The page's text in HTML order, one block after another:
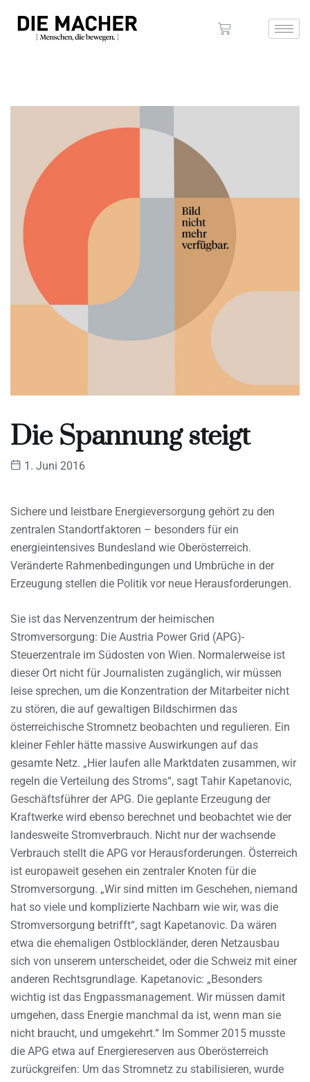
Die Spannung steigt
1. Juni 2016
Sichere und leistbare Energieversorgung gehört zu den
zentralen Standortfaktoren – besonders für ein
energieintensives Bundesland wie Oberösterreich.
Veränderte Rahmenbedingungen und Umbrüche in der
Erzeugung stellen die Politik vor neue Herausforderungen.
Sie ist das Nervenzentrum der heimischen
Stromversorgung: Die Austria Power Grid (APG)-
Steuerzentrale im Südosten von Wien. Normalerweise ist
dieser Ort nicht für Journalisten zugänglich, wir müssen
leise sprechen, um die Konzentration der Mitarbeiter nicht
zu stören, die auf gewaltigen Bildschirmen das
österreichische Stromnetz beobachten und regulieren. Ein
kleiner Fehler hätte massive Auswirkungen auf das
gesamte Netz. „Hier laufen alle Marktdaten zusammen, wir
regeln die Verteilung des Stroms“, sagt Tahir Kapetanovic,
Geschäftsführer der APG. Die geplante Erzeugung der
Kraftwerke wird ebenso berechnet und beobachtet wie der
landesweite Stromverbrauch. Nicht nur der wachsende
Verbrauch stellt die APG vor Herausforderungen. Österreich
ist europaweit gesehen ein zentraler Knoten für die
Stromversorgung. „Wir sind mitten im Geschehen, niemand
hat so viele und komplizierte Nachbarn wie wir, was die
Stromversorgung betrifft“, sagt Kapetanovic. Da wären
etwa die ehemaligen Ostblockländer, deren Netzausbau
sich von unserem unterscheidet, oder die Schweiz mit einer
anderen Rechtsgrundlage. Kapetanovic: „Besonders
wichtig ist das Engpassmanagement. Wir müssen damit
umgehen, dass Energie manchmal da ist, wenn man sie
nicht braucht, und umgekehrt.“ Im Sommer 2015 musste
die APG etwa auf Energiereserven aus Oberösterreich
zurückgreifen: Um das Stromnetz zu stabilisieren, wurde